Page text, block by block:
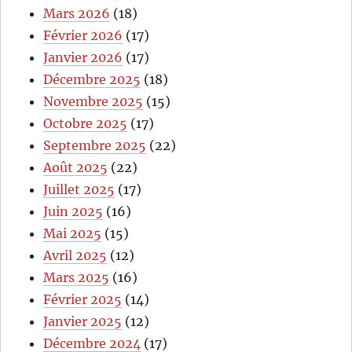
Mars 2026 (18)
Février 2026 (17)
Janvier 2026 (17)
Décembre 2025 (18)
Novembre 2025 (15)
Octobre 2025 (17)
Septembre 2025 (22)
Août 2025 (22)
Juillet 2025 (17)
Juin 2025 (16)
Mai 2025 (15)
Avril 2025 (12)
Mars 2025 (16)
Février 2025 (14)
Janvier 2025 (12)
Décembre 2024 (17)